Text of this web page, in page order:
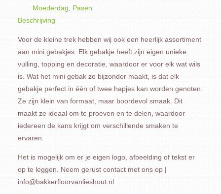
Moederdag
Pasen
Beschrijving
Voor de kleine trek hebben wij ook een heerlijk assortiment
aan mini gebakjes. Elk gebakje heeft zijn eigen unieke
vulling, topping en decoratie, waardoor er voor elk wat wils
is. Wat het mini gebak zo bijzonder maakt, is dat elk
gebakje perfect in één of twee hapjes kan worden genoten.
Ze zijn klein van formaat, maar boordevol smaak. Dit
maakt ze ideaal om te proeven en te delen, waardoor
iedereen de kans krijgt om verschillende smaken te
ervaren.
Het is mogelijk om er je eigen logo, afbeelding of tekst er
op te leggen. Neem gerust contact met ons op |
info@bakkerfloorvanlieshout.nl